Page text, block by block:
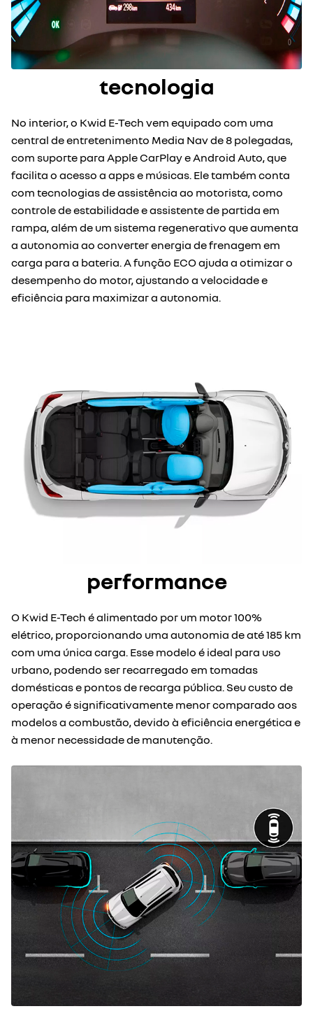
tecnologia
No interior, o Kwid E-Tech vem equipado com uma
central de entretenimento Media Nav de 8 polegadas,
com suporte para Apple CarPlay e Android Auto, que
facilita o acesso a apps e músicas. Ele também conta
com tecnologias de assistência ao motorista, como
controle de estabilidade e assistente de partida em
rampa, além de um sistema regenerativo que aumenta
a autonomia ao converter energia de frenagem em
carga para a bateria. A função ECO ajuda a otimizar o
desempenho do motor, ajustando a velocidade e
eficiência para maximizar a autonomia.
performance
O Kwid E-Tech é alimentado por um motor 100%
elétrico, proporcionando uma autonomia de até 185 km
com uma única carga. Esse modelo é ideal para uso
urbano, podendo ser recarregado em tomadas
domésticas e pontos de recarga pública. Seu custo de
operação é significativamente menor comparado aos
modelos a combustão, devido à eficiência energética e
à menor necessidade de manutenção.